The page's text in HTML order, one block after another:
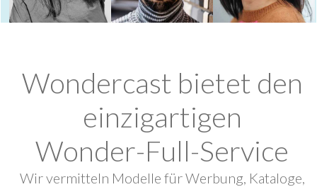
Wondercast bietet den
einzigartigen
Wonder-Full-Service
Wir vermitteln Modelle für Werbung, Kataloge,